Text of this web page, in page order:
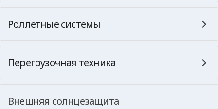
Роллетные системы
Перегрузочная техника
Внешняя солнцезащита